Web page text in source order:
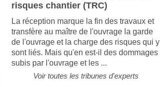
risques chantier (TRC)
La réception marque la fin des travaux et
transfère au maître de l'ouvrage la garde
de l'ouvrage et la charge des risques qui y
sont liés. Mais qu'en est-il des dommages
subis par l'ouvrage et les ...
Voir toutes les tribunes d'experts